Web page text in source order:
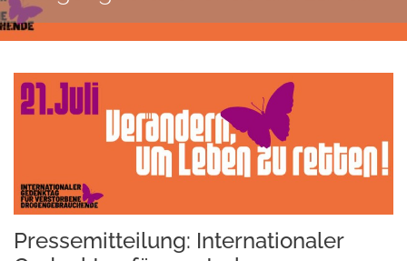
Pressemitteilung: Internationaler